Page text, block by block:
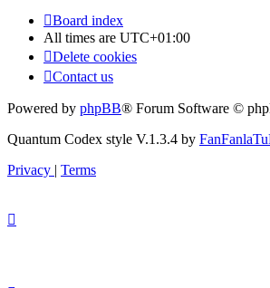
Board index
All times are UTC+01:00
Delete cookies
Contact us
Powered by phpBB® Forum Software ©
Quantum Codex style V.1.3.4 by
Privacy | Terms